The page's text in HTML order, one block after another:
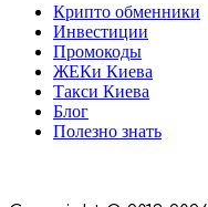
Крипто обменники
Инвестиции
Промокоды
ЖЕКи Киева
Такси Киева
Блог
Полезно знать